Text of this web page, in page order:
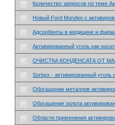
Количество запросов по теме
Новый Ford Mondeo с
Адсорбенты в медицине и
Активированный уголь как
ОЧИСТКА КОНДЕНСАТА ОТ
Sorbex - активированный уголь
Обогащение металлов
Обогащение золота
Области применения